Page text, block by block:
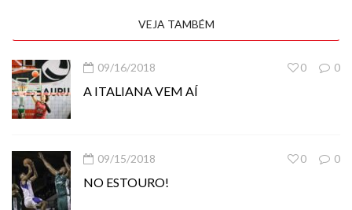
VEJA TAMBÉM
09/16/2018 0
0
A ITALIANA VEM AÍ
09/15/2018 0
0
NO ESTOURO!